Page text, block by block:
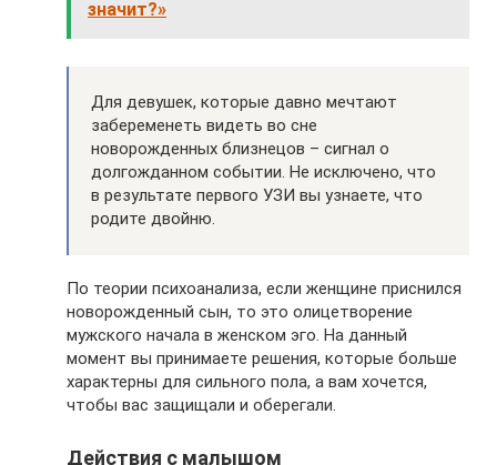
значит?»
Для девушек, которые давно мечтают
забеременеть видеть во сне
новорожденных близнецов – сигнал о
долгожданном событии. Не исключено, что
в результате первого УЗИ вы узнаете, что
родите двойню.
По теории психоанализа, если женщине приснился
новорожденный сын, то это олицетворение
мужского начала в женском эго. На данный
момент вы принимаете решения, которые больше
характерны для сильного пола, а вам хочется,
чтобы вас защищали и оберегали.
Действия с малышом